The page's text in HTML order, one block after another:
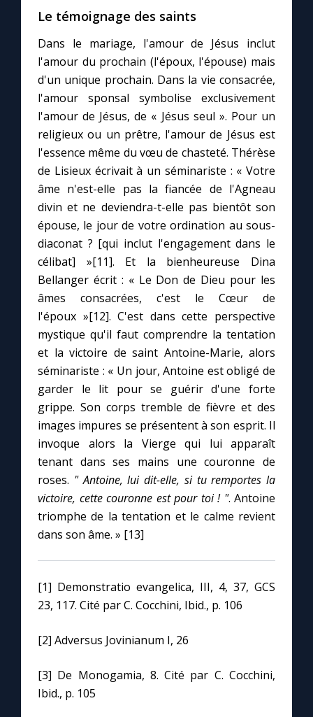
Le témoignage des saints
Dans le mariage, l'amour de Jésus inclut
l'amour du prochain (l'époux, l'épouse) mais
d'un unique prochain. Dans la vie consacrée,
l'amour sponsal symbolise exclusivement
l'amour de Jésus, de « Jésus seul ». Pour un
religieux ou un prêtre, l'amour de Jésus est
l'essence même du vœu de chasteté. Thérèse
de Lisieux écrivait à un séminariste : « Votre
âme n'est-elle pas la fiancée de l'Agneau
divin et ne deviendra-t-elle pas bientôt son
épouse, le jour de votre ordination au sous-
diaconat ? [qui inclut l'engagement dans le
célibat] »[11]. Et la bienheureuse Dina
Bellanger écrit : « Le Don de Dieu pour les
âmes consacrées, c'est le Cœur de
l'époux »[12]. C'est dans cette perspective
mystique qu'il faut comprendre la tentation
et la victoire de saint Antoine-Marie, alors
séminariste : « Un jour, Antoine est obligé de
garder le lit pour se guérir d'une forte
grippe. Son corps tremble de fièvre et des
images impures se présentent à son esprit. Il
invoque alors la Vierge qui lui apparaît
tenant dans ses mains une couronne de
roses. " Antoine, lui dit-elle, si tu remportes la
victoire, cette couronne est pour toi ! ". Antoine
triomphe de la tentation et le calme revient
dans son âme. » [13]
[1] Demonstratio evangelica, III, 4, 37, GCS
23, 117. Cité par C. Cocchini, Ibid., p. 106
[2] Adversus Jovinianum I, 26
[3] De Monogamia, 8. Cité par C. Cocchini,
Ibid., p. 105